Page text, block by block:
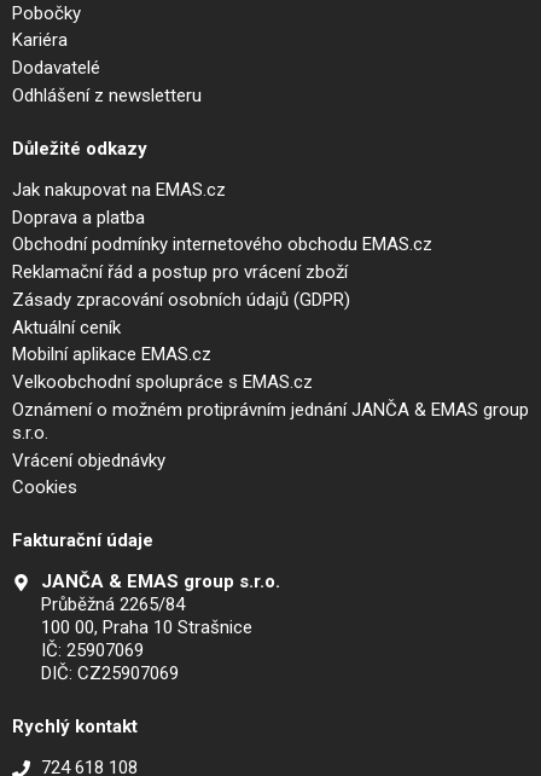
Pobočky
Kariéra
Dodavatelé
Odhlášení z newsletteru
Důležité odkazy
Jak nakupovat na EMAS.cz
Doprava a platba
Obchodní podmínky internetového obchodu EMAS.cz
Reklamační řád a postup pro vrácení zboží
Zásady zpracování osobních údajů (GDPR)
Aktuální ceník
Mobilní aplikace EMAS.cz
Velkoobchodní spolupráce s EMAS.cz
Oznámení o možném protiprávním jednání JANČA & EMAS group
s.r.o.
Vrácení objednávky
Cookies
Fakturační údaje
JANČA & EMAS group s.r.o.
Průběžná 2265/84
100 00, Praha 10 Strašnice
IČ: 25907069
DIČ: CZ25907069
Rychlý kontakt
724 618 108